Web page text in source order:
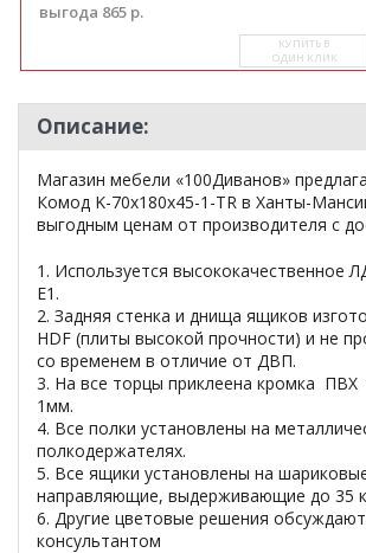
выгода 865 р.
КУ­ПИТЬ В
ОДИН КЛИК
Описание:
Магазин мебели «100Диванов»
Комод K-70x180x45-1-TR в Ханты-
выгодным ценам от производителя с
1. Используется высококачественное
Е1.
2. Задняя стенка и днища ящиков
HDF (плиты высокой прочности) и не
со временем в отличие от ДВП.
3. На все торцы приклеена кромка
1мм.
4. Все полки установлены на
полкодержателях.
5. Все ящики установлены на
направляющие, выдерживающие до 35
6. Другие цветовые решения
консультантом